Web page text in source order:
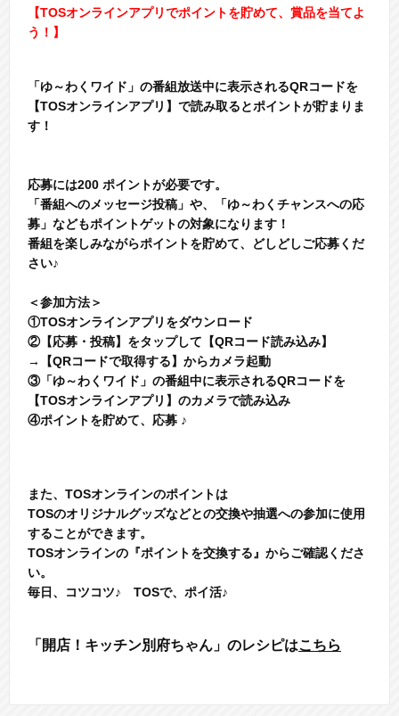
【TOSオンラインアプリでポイントを貯めて、賞品を当てよ
う！】
「ゆ～わくワイド」の番組放送中に表示されるQRコードを
【TOSオンラインアプリ】で読み取るとポイントが貯まりま
す！
応募には200 ポイントが必要です。
「番組へのメッセージ投稿」や、「ゆ～わくチャンスへの応
募」などもポイントゲットの対象になります！
番組を楽しみながらポイントを貯めて、どしどしご応募くだ
さい♪
＜参加方法＞
①TOSオンラインアプリをダウンロード
②【応募・投稿】をタップして【QRコード読み込み】
→【QRコードで取得する】からカメラ起動
③「ゆ～わくワイド」の番組中に表示されるQRコードを
【TOSオンラインアプリ】のカメラで読み込み
④ポイントを貯めて、応募 ♪
また、 TOSオンラインのポイントは
TOSのオリジナルグッズなどとの交換や抽選への参加に使用
することができます。
TOSオンラインの『ポイントを交換する』からご確認くださ
い。
毎日、コツコツ♪ TOSで、ポイ活♪
「開店！キッチン別府ちゃん」のレシピはこちら